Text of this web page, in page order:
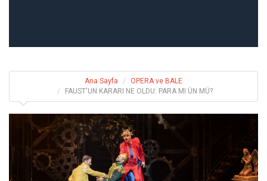
Ana Sayfa
OPERA ve BALE
FAUST'UN KARARI NE OLDU: PARA MI ÜN MÜ?